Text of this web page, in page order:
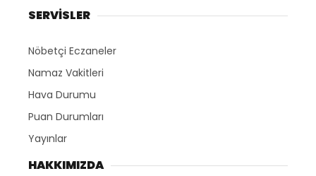
SERVİSLER
Nöbetçi Eczaneler
Namaz Vakitleri
Hava Durumu
Puan Durumları
Yayınlar
HAKKIMIZDA